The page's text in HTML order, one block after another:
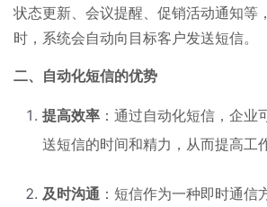
状态更新、会议提醒、促销活动通知等
时，系统会自动向目标客户发送短信。
二、自动化短信的优势
提高效率 ：通过自动化短信，企业
送短信的时间和精力，从而提高工
及时沟通 ：短信作为一种即时通信